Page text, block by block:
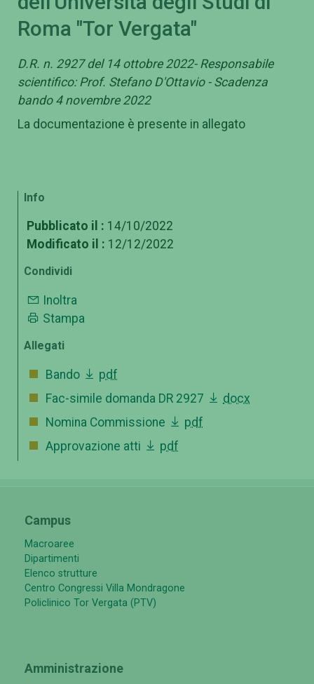
Roma "Tor Vergata"
D.R. n. 2927 del 14 ottobre 2022- Responsabile
scientifico: Prof. Stefano D'Ottavio - Scadenza
bando 4 novembre 2022
La documentazione è presente in allegato
Info
Pubblicato il : 14/10/2022
Modificato il : 12/12/2022
Condividi
Inoltra
Stampa
Allegati
Bando
pdf
Fac-simile domanda DR 2927
docx
Nomina Commissione
pdf
Approvazione atti
pdf
Campus
Macroaree
Dipartimenti
Elenco strutture
Centro Congressi Villa Mondragone
Policlinico Tor Vergata (PTV)
Amministrazione